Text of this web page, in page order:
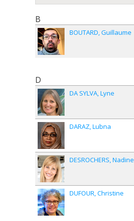
B
BOUTARD Guillaume
D
DA SYLVA Lyne
DARAZ Lubna
DESROCHERS Nadine
DUFOUR Christine